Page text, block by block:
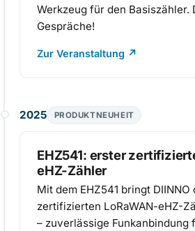
Werkzeug für den Basiszähler.
Gespräche!
Zur Veranstaltung ↗
2025 PRODUKTNEUHEIT
EHZ541: erster
eHZ-Zähler
Mit dem EHZ541 bringt DIINNO
zertifizierten LoRaWAN-eHZ-
– zuverlässige Funkanbindung